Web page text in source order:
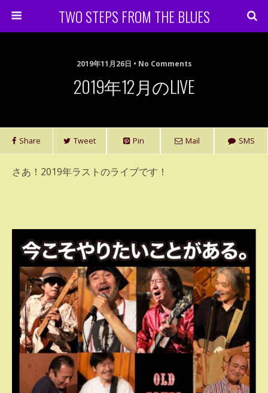
TWO STEPS FROM THE BLUES
2019年11月26日 • No Comments
2019年12月のLIVE
Share Tweet Pin Mail SMS
さあ！2019年ラストのライブです！